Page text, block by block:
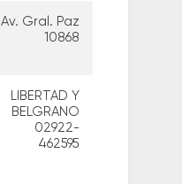
Av. Gral. Paz
10868
LIBERTAD Y
BELGRANO
02922-
462595